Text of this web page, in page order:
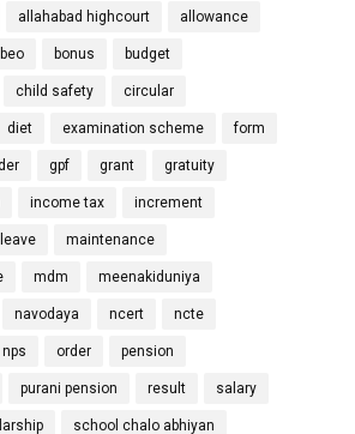
allahabad highcourt allowance
beo bonus budget
child safety circular
diet examination scheme form
gpf grant gratuity
income tax increment
leave maintenance
mdm meenakiduniya
navodaya ncert ncte
nps order pension
purani pension result salary
school chalo abhiyan